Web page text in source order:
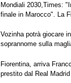
Mondiali 2030,Times:
finale in Marocco". La
Vozinha potrà giocare
soprannome sulla
Fiorentina, arriva
prestito dal Real Madrid